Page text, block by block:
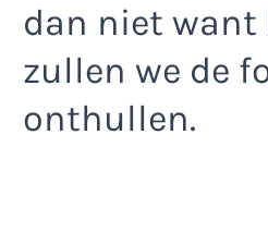
dan niet want
zullen we de
onthullen.